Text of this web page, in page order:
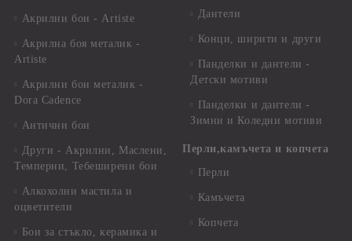
Акрилни бои - Artiste
Акрилна боя металик -
Artiste
Акрилни бои металик -
Dora Cadence
Антични бои
Други - Акрилни, Маслени,
Темперни, Тебеширени бои
Алкохолни мастила и
оцветители
Бои за стъкло, керамика и
Дантели
Конци, ширити и други
Панделки и дантели -
Детски мотиви
Панделки и дантели -
Зимни и Коледни мотиви
Перли,камъчета и копчета
Перли
Камъчета
Копчета